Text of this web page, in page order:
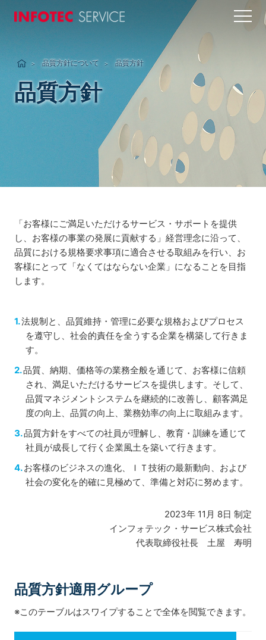
INFOTEC SERVICE
品質方針について 品質方針
品質方針
「お客様にご満足いただけるサービス・サポートを提供
し、お客様の事業の発展に貢献する」経営理念に沿って、
品質における規格要求事項に適合させる取組みを行い、お
客様にとって「なくてはならない企業」になることを目指
します。
法規制と、品質維持・管理に必要な規格およびプロセス
を遵守し、社会的責任を全うする企業を構築して行きま
す。
品質、納期、価格等の業務全般を通じて、お客様に信頼
され、満足いただけるサービスを提供します。そして、
品質マネジメントシステムを継続的に改善し、顧客満足
度の向上、品質の向上、業務効率の向上に取組みます。
品質方針をすべての社員が理解し、教育・訓練を通じて
社員が成長して行く企業風土を築いて行きます。
お客様のビジネスの進化、ＩＴ技術の最新動向、および
社会の変化を的確に見極めて、準備と対応に努めます。
2023年 11月 8日 制定
インフォテック・サービス株式会社
代表取締役社長 土屋 寿明
品質方針適用グループ
※このテーブルはスワイプすることで全体を閲覧できます。